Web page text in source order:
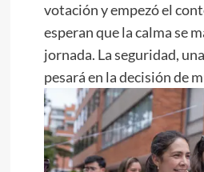
votación y empezó el
esperan que la calma se
jornada. La seguridad,
pesará en la decisión de